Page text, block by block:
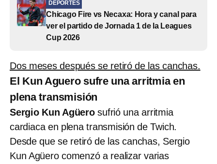
DEPORTES
Chicago Fire vs Necaxa: Hora y canal para
ver el partido de Jornada 1 de la Leagues
Cup 2026
Dos meses después se retiró de las canchas.
El Kun Aguero sufre una arritmia en
plena transmisión
Sergio Kun Agüerosufrió una arritmia
cardiaca en plena transmisión de Twich.
Desde que se retiró de las canchas, Sergio
Kun Agüero comenzó a realizar varias